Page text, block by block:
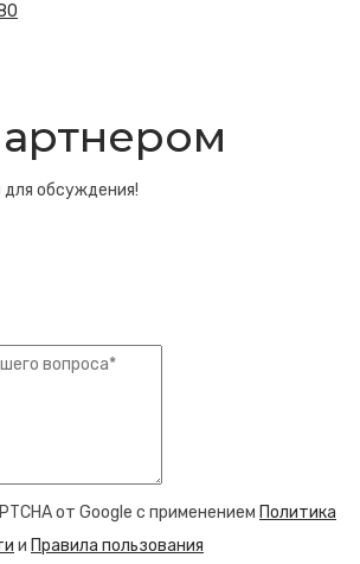
обсуждения!
от Google с применением Политика
и Правила пользования